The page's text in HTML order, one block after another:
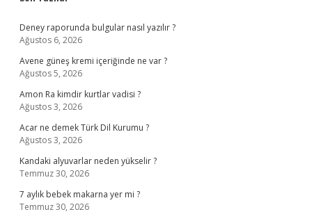
Sidebar
Deney raporunda bulgular nasıl yazılır ?
Ağustos 6, 2026
Avene güneş kremi içeriğinde ne var ?
Ağustos 5, 2026
Amon Ra kimdir kurtlar vadisi ?
Ağustos 3, 2026
Acar ne demek Türk Dil Kurumu ?
Ağustos 3, 2026
Kandaki alyuvarlar neden yükselir ?
Temmuz 30, 2026
7 aylık bebek makarna yer mi ?
Temmuz 30, 2026